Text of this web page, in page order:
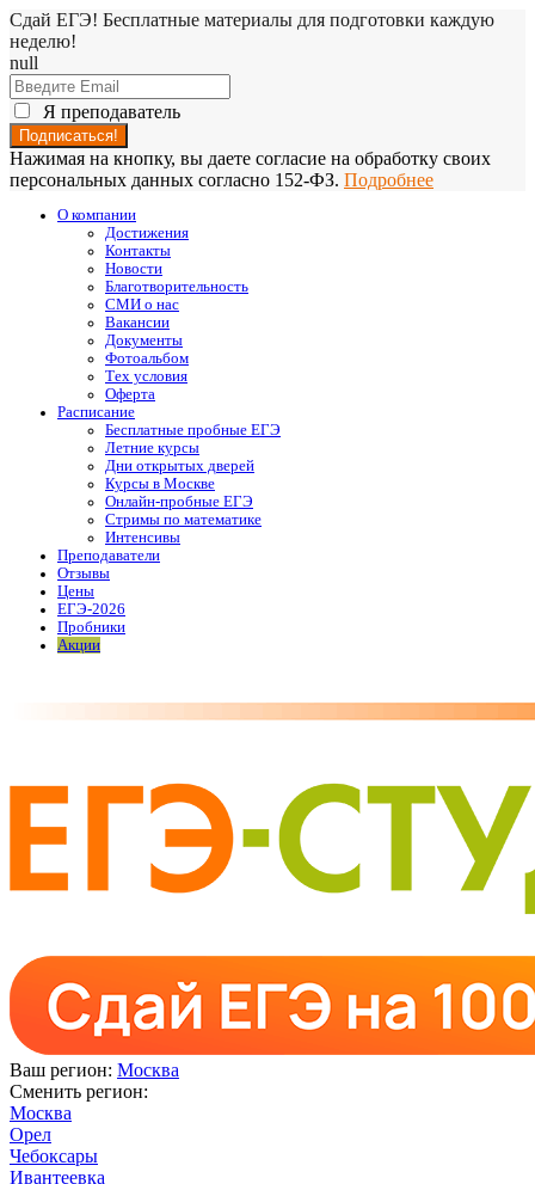
Сдай ЕГЭ! Бесплатные материалы для подготовки каждую
неделю!
null
Я преподаватель
Нажимая на кнопку, вы даете согласие на обработку своих
персональных данных согласно 152-ФЗ. Подробнее
О компании
Достижения
Контакты
Новости
Благотворительность
СМИ о нас
Вакансии
Документы
Фотоальбом
Тех условия
Оферта
Расписание
Бесплатные пробные ЕГЭ
Летние курсы
Дни открытых дверей
Курсы в Москве
Онлайн-пробные ЕГЭ
Стримы по математике
Интенсивы
Преподаватели
Отзывы
Цены
ЕГЭ-2026
Пробники
Акции
Ваш регион: Москва
Сменить регион:
Москва
Орел
Чебоксары
Ивантеевка